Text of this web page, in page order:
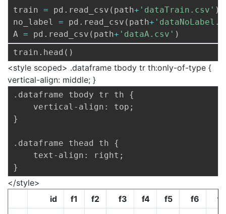
train = pd . read_csv ( path+ 'dataTrain.csv' )
no_label = pd . read_csv ( path+
A = pd . read_csv ( path+ 'dataA.csv' )
train . head ( )
<style scoped> .dataframe tbody tr th:only-of-type {
vertical-align: middle; }
.dataframe tbody tr th {
    vertical-align: top;
}
.dataframe thead th {
    text-align: right;
</style>
id
f1 f2 f3 f4 f5 f6
f7